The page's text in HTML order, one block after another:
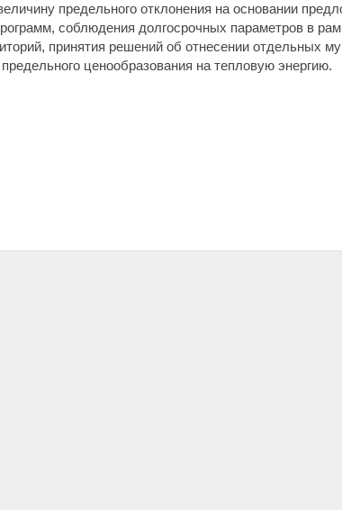
предельного отклонения на основании
соблюдения долгосрочных параметров в
принятия решений об отнесении отдельных
ценообразования на тепловую энергию.